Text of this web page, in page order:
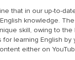
that in our up-to-
knowledge.
skill, owing to
learning English by
either on